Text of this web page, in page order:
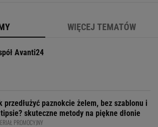
WIĘCEJ TEMATÓW
Avanti24
przedłużyć paznokcie żelem, bez szablonu i
skuteczne metody na piękne dłonie
PROMOCYJNY